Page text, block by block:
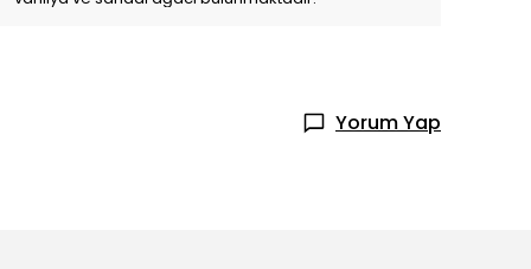
Yorum Yap